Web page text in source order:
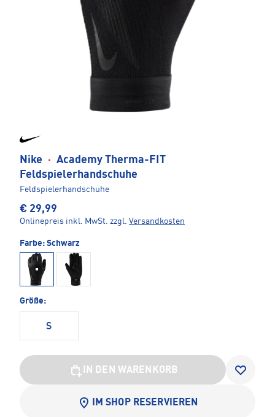
Nike · Academy Therma-FIT
Feldspielerhandschuhe
Feldspielerhandschuhe
€ 29,99
Onlinepreis inkl. MwSt. zzgl. Versandkosten
Farbe: Schwarz
Größe:
S
IN DEN WARENKORB
IM SHOP RESERVIEREN